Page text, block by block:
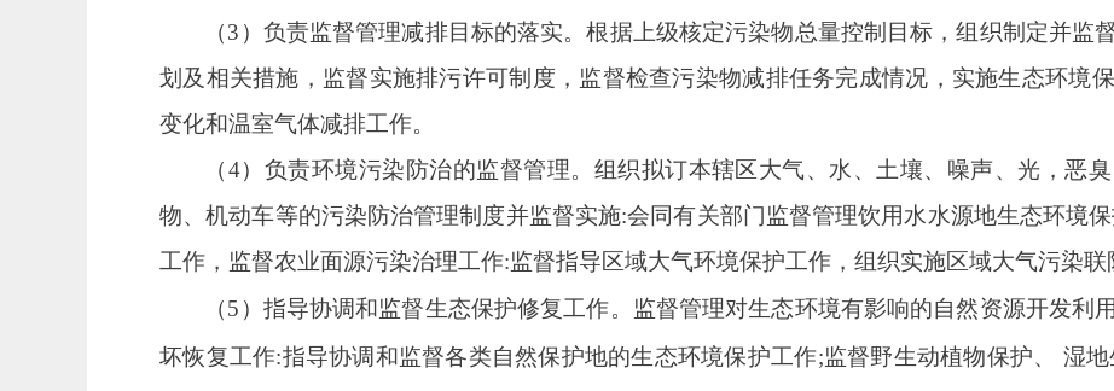
（3 ） 负责监督管理减排目标的落实。根据上级核定污染物总量控制目标，组织制定并监
划及相关措施，监督实施排污许可制度，监督检查污染物减排任务完成情况，实施生态环境
变化和温室气体减排工作。
（4） 负责环境污染防治的监督管理。组织拟订本辖区大气、水、土壤、噪声、光，恶
物、机动车等的污染防治管理制度并监督实施:会同有关部门监督管理饮用水水源地生态环境
工作，监督农业面源污染治理工作:监督指导区域大气环境保护工作，组织实施区域大气污染联
（5 ） 指导协调和监督生态保护修复工作。监督管理对生态环境有影响的自然资源开发利
坏恢复工作:指导协调和监督各类自然保护地的生态环境保护工作;监督野生动植物保护、 湿